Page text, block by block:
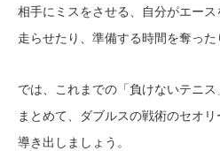
相手にミスをさせる、自分がエー
走らせたり、準備する時間を奪った
では、これまでの「負けないテニ
まとめて、ダブルスの戦術のセオ
導き出しましょう。